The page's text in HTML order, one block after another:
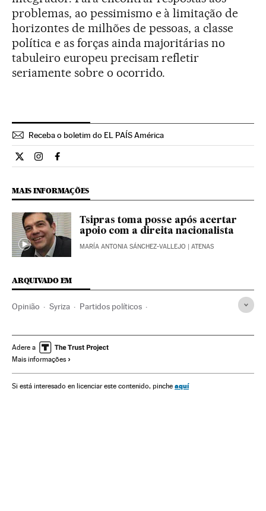
problemas, ao pessimismo e à limitação de
horizontes de milhões de pessoas, a classe
política e as forças ainda majoritárias no
tabuleiro europeu precisam refletir
seriamente sobre o ocorrido.
Receba o boletim do EL PAÍS América
Opiniao El País Brasil en Twitter
Opiniao El País Brasil en Instagram
Opiniao El País Brasil en Facebook
MAIS INFORMAÇÕES
Tsipras toma posse após acertar
apoio com a direita nacionalista
MARÍA ANTONIA SÁNCHEZ-VALLEJO | ATENAS
ARQUIVADO EM
Opinião Syriza Partidos políticos
Eleições antecipadas Eleições Grécia
Eleições legislativas
Calendário eleitoral Balcãs Eleições Europa Sul
Adere a
Mais informações
Si está interesado en licenciar este contenido, pinche aquí